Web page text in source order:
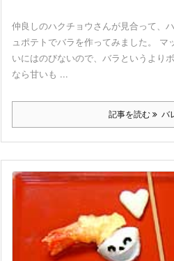
仲良しのハクチョウさんが見合って、
ュポテトでバラを作ってみました。 マ
いにはのびないので、バラというより
なら甘いも ...
記事を読む バ